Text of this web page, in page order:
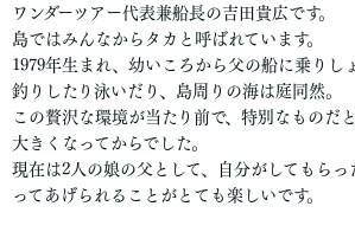
ワンダーツアー代表兼船長の吉田貴広です。
島ではみんなからタカと呼ばれています。
1979年生まれ、幼いころから父の船に乗りし
釣りしたり泳いだり、島周りの海は庭同然。
この贅沢な環境が当たり前で、特別なものだ
大きくなってからでした。
現在は2人の娘の父として、自分がしてもら
ってあげられることがとても楽しいです。